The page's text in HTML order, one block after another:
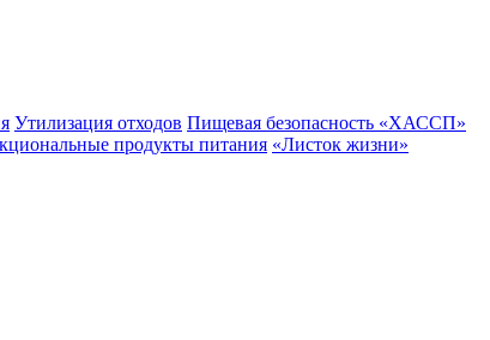
Утилизация отходов Пищевая безопасность «ХАССП»
продукты питания «Листок жизни»